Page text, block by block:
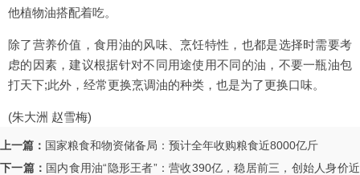
他植物油搭配着吃。
除了营养价值，食用油的风味、烹饪特性，也都是选择时需要考
虑的因素，建议根据针对不同用途使用不同的油，不要一瓶油包
打天下;此外，经常更换烹调油的种类，也是为了更换口味。
(朱大洲 赵雪梅)
上一篇： 国家粮食和物资储备局：预计全年收购粮食近8000亿斤
下一篇： 国内食用油“隐形王者”：营收390亿，稳居前三，创始人身价近